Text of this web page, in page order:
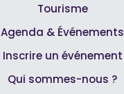
Tourisme
Agenda & Événements
Inscrire un événement
Qui sommes-nous ?